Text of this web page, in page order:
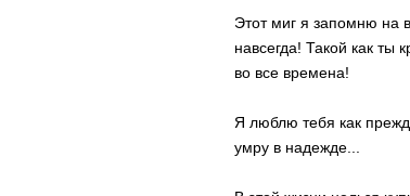
Этот миг я запомню на
навсегда! Такой как ты
во все времена!
Я люблю тебя как
умру в надежде...